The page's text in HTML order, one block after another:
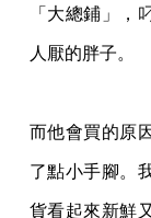
「大總鋪」，
人厭的胖子。
而他會買的原
了點小手腳。
貨看起來新鮮